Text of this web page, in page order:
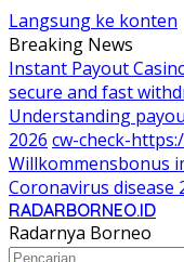
Langsung ke konten
Breaking News
Instant Payout
secure and fast
Understanding
2026 cw-check-
Willkommensbonus
Coronavirus disease
RADARBORNEO.ID
Radarnya Borneo